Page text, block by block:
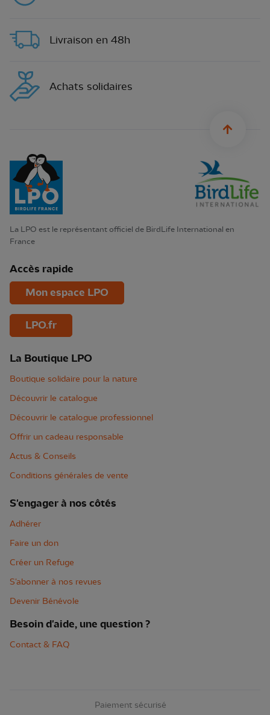
Livraison en 48h
Achats solidaires
La LPO est le représentant officiel de BirdLife International en
France
Accès rapide
Mon espace LPO
LPO.fr
La Boutique LPO
Boutique solidaire pour la nature
Découvrir le catalogue
Découvrir le catalogue professionnel
Offrir un cadeau responsable
Actus & Conseils
Conditions générales de vente
S'engager à nos côtés
Adhérer
Faire un don
Créer un Refuge
S'abonner à nos revues
Devenir Bénévole
Besoin d'aide, une question ?
Contact & FAQ
Paiement sécurisé